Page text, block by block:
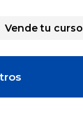
Vende tu curso